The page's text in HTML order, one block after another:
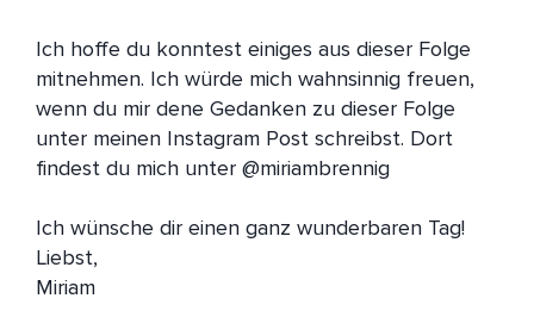
Ich hoffe du konntest einiges aus dieser Folge
mitnehmen. Ich würde mich wahnsinnig freuen,
wenn du mir dene Gedanken zu dieser Folge
unter meinen Instagram Post schreibst. Dort
findest du mich unter @miriambrennig
Ich wünsche dir einen ganz wunderbaren Tag!
Liebst,